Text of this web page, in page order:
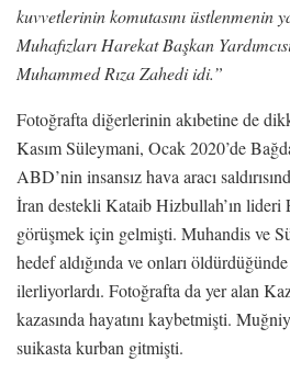
kuvvetlerinin komutasını üstlenmenin
Muhafızları Harekat Başkan
Muhammed Rıza Zahedi idi.”
Fotoğrafta diğerlerinin akıbetine de
Kasım Süleymani, Ocak 2020’de
ABD’nin insansız hava aracı
İran destekli Kataib Hizbullah’ın
görüşmek için gelmişti. Muhandis ve
hedef aldığında ve onları
ilerliyorlardı. Fotoğrafta da yer alan
kazasında hayatını kaybetmişti.
suikasta kurban gitmişti.